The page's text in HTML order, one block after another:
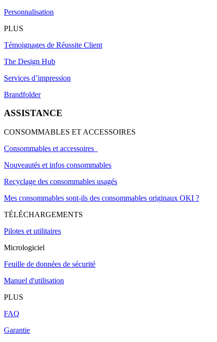
Personnalisation
PLUS
Témoignages de Réussite Client
The Design Hub
Services d’impression
Brandfolder
ASSISTANCE
CONSOMMABLES ET ACCESSOIRES
Consommables et accessoires
Nouveautés et infos consommables
Recyclage des consommables usagés
Mes consommables sont-ils des consommables originaux OKI ?
TÉLÉCHARGEMENTS
Pilotes et utilitaires
Micrologiciel
Feuille de données de sécurité
Manuel d'utilisation
PLUS
FAQ
Garantie